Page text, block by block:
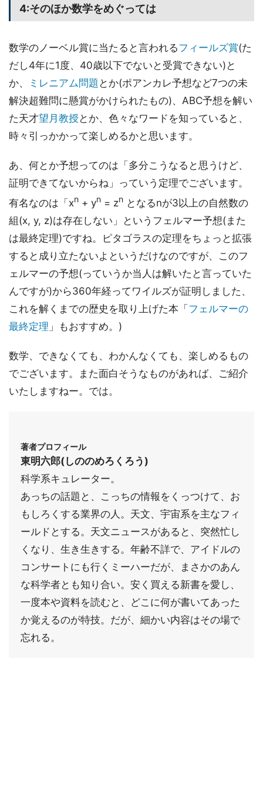
4:そのほか数学をめぐっては
数学のノーベル賞に当たると言われるフィールズ賞(た
だし4年に1度、40歳以下でないと受賞できない)と
か、
ミレニアム問題 とか(ポアンカレ予想など7つの未
解決超難問に懸賞がかけられたもの)、ABC予想を解い
た天才望月教授 とか、色々なワードを知っていると、
時々引っかかって楽しめるかと思います。
あ、何とか予想ってのは「多分こうなると思うけど、
証明できてないからね」っていう定理でございます。
有名なのは「xn + yn = zn となるnが3以上の自然数の
組(x, y, z)は存在しない」というフェルマー予想(また
は最終定理)ですね。ピタゴラスの定理をちょっと拡張
すると成り立たないよというだけなのですが、このフ
ェルマーの予想(っていうか当人は解いたと言っていた
んですが)から360年経ってワイルズが証明しました、
これを解くまでの歴史を取り上げた本「フェルマーの
最終定理 」もおすすめ。)
数学、できなくても、わかんなくても、楽しめるもの
でございます。また面白そうなものがあれば、ご紹介
いたしますねー。では。
著者プロフィール
東明六郎(しののめろくろう)
科学系キュレーター。
あっちの話題と、こっちの情報をくっつけて、お
もしろくする業界の人。天文、宇宙系を主なフィ
ールドとする。天文ニュースがあると、突然忙し
くなり、生き生きする。年齢不詳で、アイドルの
コンサートにも行くミーハーだが、まさかのあん
な科学者とも知り合い。安く買える新書を愛し、
一度本や資料を読むと、どこに何が書いてあった
か覚えるのが特技。だが、細かい内容はその場で
忘れる。